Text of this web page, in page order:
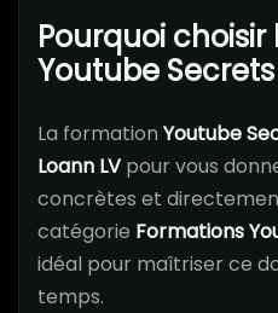
Pourquoi
Youtube
La formation Youtube
Loann LV pour vous
concrètes et
catégorie Formations
idéal pour maîtriser ce
temps.